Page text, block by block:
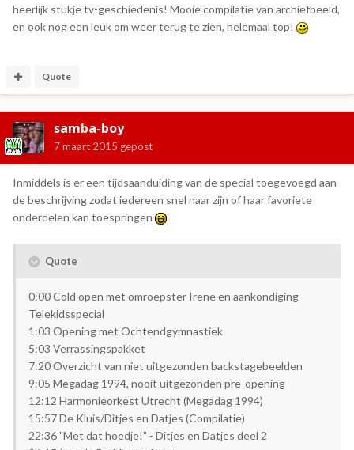
heerlijk stukje tv-geschiedenis! Mooie compilatie van archiefbeeld,
en ook nog een leuk om weer terug te zien, helemaal top!
Quote
samba-boy
7 maart 2015 gepost
Inmiddels is er een tijdsaanduiding van de special toegevoegd aan
de beschrijving zodat iedereen snel naar zijn of haar favoriete
onderdelen kan toespringen
Quote
0:00 Cold open met omroepster Irene en aankondiging
Telekidsspecial
1:03 Opening met Ochtendgymnastiek
5:03 Verrassingspakket
7:20 Overzicht van niet uitgezonden backstagebeelden
9:05 Megadag 1994, nooit uitgezonden pre-opening
12:12 Harmonieorkest Utrecht (Megadag 1994)
15:57 De Kluis/Ditjes en Datjes (Compilatie)
22:36 "Met dat hoedje!" - Ditjes en Datjes deel 2